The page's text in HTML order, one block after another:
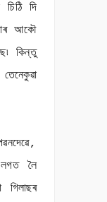
দি
আকৌ
কিন্তু
লৈ
গিলাছৰ